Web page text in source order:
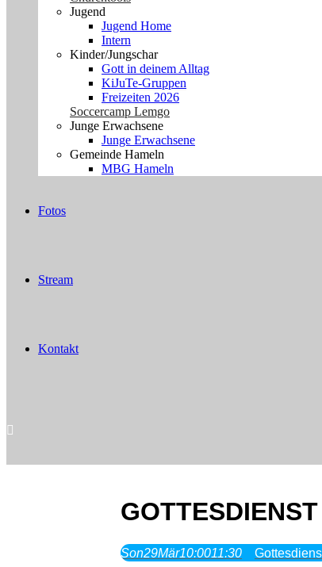
Jugend
Jugend Home
Intern
Kinder/Jungschar
Gott in deinem Alltag
KiJuTe-Gruppen
Freizeiten 2026
Soccercamp Lemgo
Junge Erwachsene
Junge Erwachsene
Gemeinde Hameln
MBG Hameln
Fotos
Stream
Kontakt
Son29Mär10:0011:30